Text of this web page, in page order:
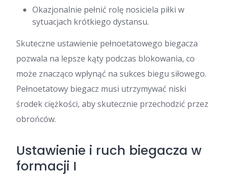
Okazjonalnie pełnić rolę nosiciela piłki w
sytuacjach krótkiego dystansu.
Skuteczne ustawienie pełnoetatowego biegacza
pozwala na lepsze kąty podczas blokowania, co
może znacząco wpłynąć na sukces biegu siłowego.
Pełnoetatowy biegacz musi utrzymywać niski
środek ciężkości, aby skutecznie przechodzić przez
obrońców.
Ustawienie i ruch biegacza w
formacji I